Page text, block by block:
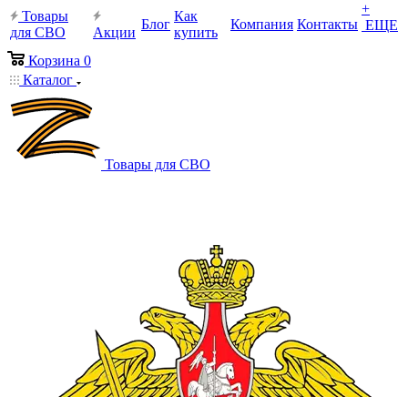
Товары
для СВО
Акции
Блог
Как
купить
Компания Контакты
+
ЕЩЕ
Корзина 0
Каталог
Товары для СВО